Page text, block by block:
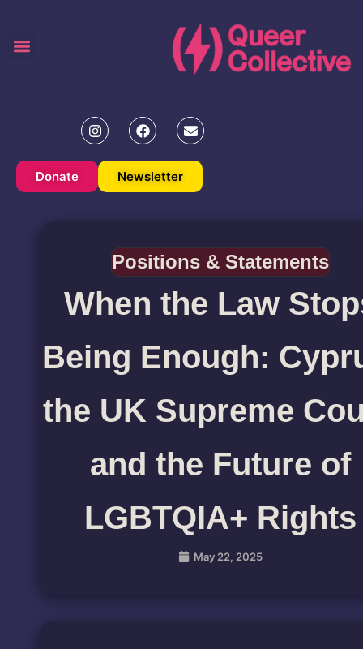
Newsletter
Donate
Positions & Statements
When the Law
Being Enough:
the UK Supreme
and the Future of
LGBTQIA+ Rights
May 22, 2025